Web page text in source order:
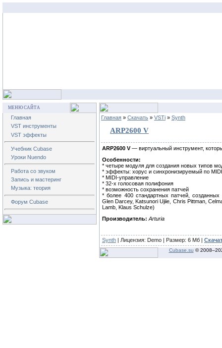
МЕНЮ САЙТА
Главная
VST инструменты
VST эффекты
Учебник Cubase
Уроки Nuendo
Работа со звуком
Запись и мастеринг
Музыка: теория
Форум Cubase
Главная » Скачать » VSTi » Synth
ARP2600 V
ARP2600 V— виртуальный инструмент,
Особенности:
* четыре модуля для создания новых типов
* эффекты: хорус и синхронизируемый по
* MIDI-управление
* 32-х голосовая полифония
* возможность сохранения патчей
* более 400 стандартных патчей,
Glen Darcey, Katsunori Ujiie, Chris Pittman,
Lamb, Klaus Schulze)
Производитель: Arturia
Synth | Лицензия: Demo | Размер: 6 Мб |
Cubase.su © 2008–